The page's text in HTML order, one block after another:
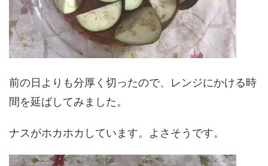
前の日よりも分厚く切ったので、レンジにかける時
間を延ばしてみました。
ナスがホカホカしています。よさそうです。